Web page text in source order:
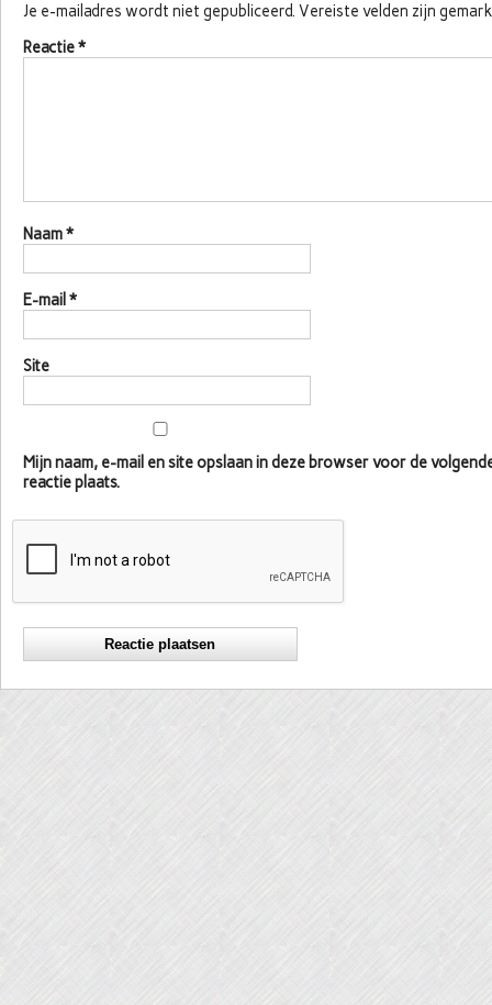
Je e-mailadres wordt niet gepubliceerd. Vereiste velden zijn
Reactie*
Naam*
E-mail *
Site
Mijn naam, e-mail en site opslaan in deze browser voor de
reactie plaats.